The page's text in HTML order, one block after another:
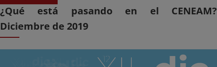
¿Qué está pasando en el CENEAM?
Diciembre de 2019